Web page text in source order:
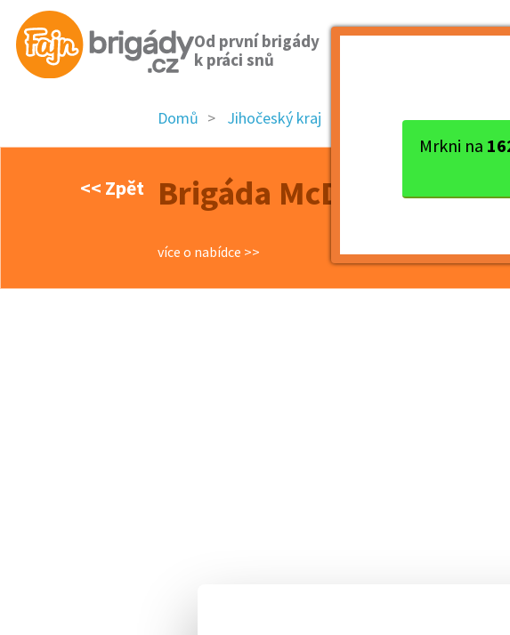
Od první brigády
k práci snů
Mrkni na
Domů Jihočeský kraj okres Tábor
<< Zpět Brigáda McDonald's
více o nabídce >>